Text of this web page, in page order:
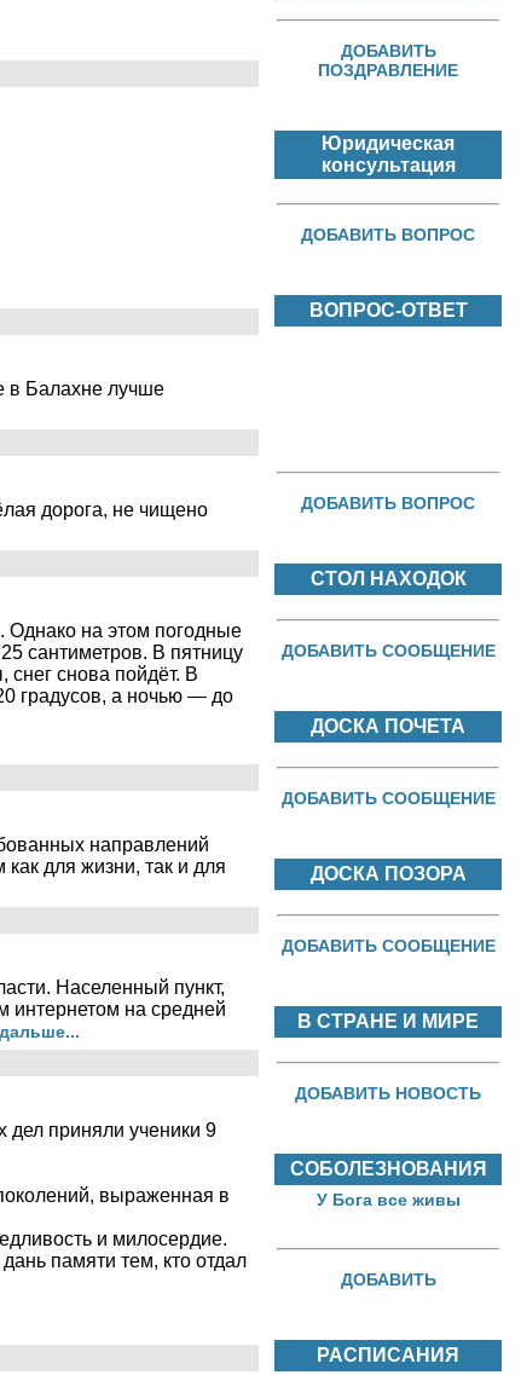
в Балахне лучше
дорога, не чищено
Однако на этом погодные
сантиметров. В пятницу
снова пойдёт. В
градусов, а ночью — до
направлений
для жизни, так и для
Населенный пункт,
интернетом на средней
приняли ученики 9
выраженная в
и милосердие.
памяти тем, кто отдал
ДОБАВИТЬ
ПОЗДРАВЛЕНИЕ
Юридическая
консультация
ДОБАВИТЬ ВОПРОС
ВОПРОС-ОТВЕТ
ДОБАВИТЬ ВОПРОС
СТОЛ НАХОДОК
ДОБАВИТЬ СООБЩЕНИЕ
ДОСКА ПОЧЕТА
ДОБАВИТЬ СООБЩЕНИЕ
ДОСКА ПОЗОРА
ДОБАВИТЬ СООБЩЕНИЕ
В СТРАНЕ И МИРЕ
ДОБАВИТЬ НОВОСТЬ
СОБОЛЕЗНОВАНИЯ
У Бога все живы
ДОБАВИТЬ
РАСПИСАНИЯ